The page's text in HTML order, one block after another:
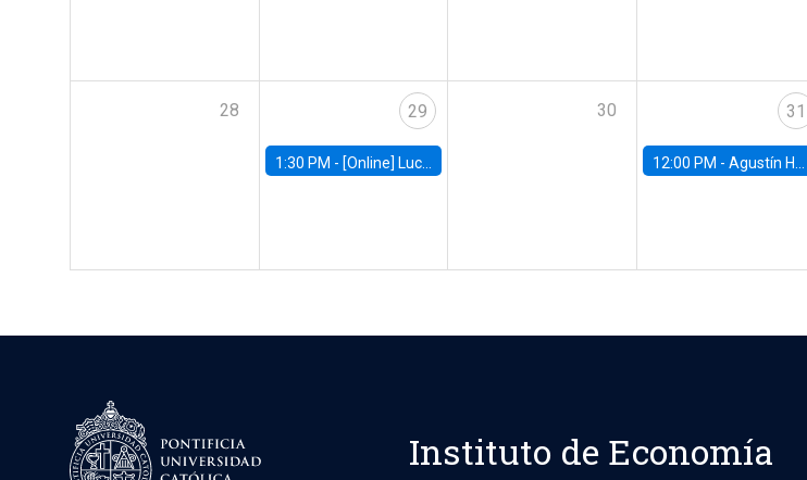
28 29
1:30 PM - [Online] Luciana Juvenal, International Monetary Fund (IMF)
30 31
12:00 PM -Agustín Hurtado, University of Maryland
Instituto de Economía